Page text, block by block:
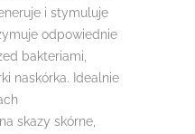
i stymuluje
odpowiednie
bakteriami,
naskórka. Idealnie
skazy skórne,